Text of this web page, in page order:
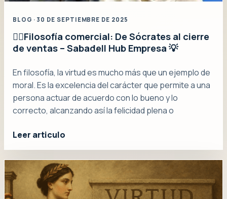
BLOG · 30 DE SEPTIEMBRE DE 2025
👉🏼Filosofía comercial: De Sócrates al cierre
de ventas – Sabadell Hub Empresa 💡
En filosofía, la virtud es mucho más que un ejemplo de
moral. Es la excelencia del carácter que permite a una
persona actuar de acuerdo con lo bueno y lo
correcto, alcanzando así la felicidad plena o
Leer articulo